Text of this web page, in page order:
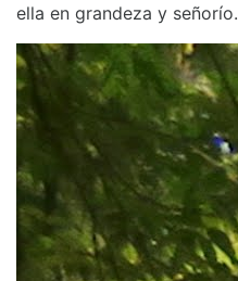
ella en grandeza y señorío.